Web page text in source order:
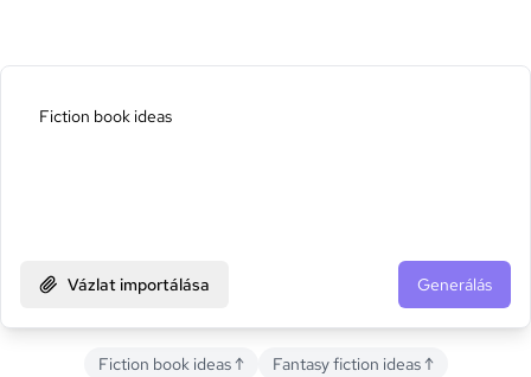
Vázlat importálása Generálás
Fiction book ideas↑ Fantasy fiction ideas↑